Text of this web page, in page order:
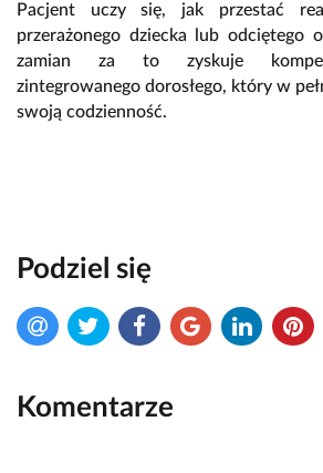
Pacjent uczy się, jak przestać
przerażonego dziecka lub odciętego
zamian za to zyskuje
zintegrowanego dorosłego, który w
swoją codzienność.
Podziel się
Komentarze